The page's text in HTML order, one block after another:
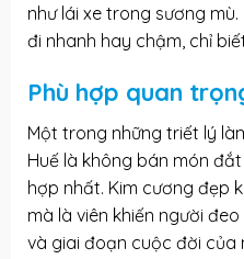
như lái xe trong sương
đi nhanh hay chậm, chỉ
Phù hợp quan
Một trong những triết lý
Huế là không bán món
hợp nhất. Kim cương đẹp
mà là viên khiến người
và giai đoạn cuộc đời của